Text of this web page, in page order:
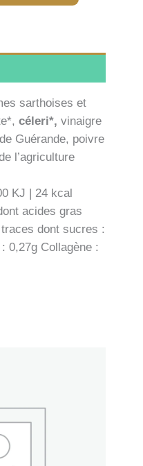
sarthoises et
céleri*, vinaigre
Guérande, poivre
l’agriculture
KJ | 24 kcal
acides gras
dont sucres :
0,27g Collagène :